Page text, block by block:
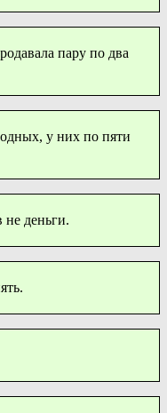
пару по два
у них по пяти
не деньги.